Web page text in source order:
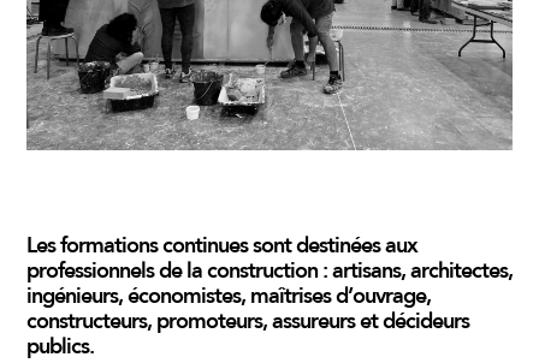
Lesformations continuessont destinées aux
professionnels de la construction: artisans,architectes,
ingénieurs, économistes, maîtrises d’ouvrage,
constructeurs, promoteurs, assureurs et décideurs
publics.